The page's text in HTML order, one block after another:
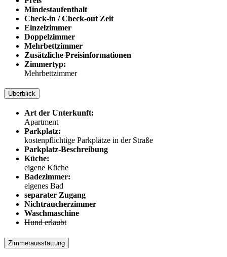
Mindestaufenthalt
Check-in / Check-out Zeit
Einzelzimmer
Doppelzimmer
Mehrbettzimmer
Zusätzliche Preisinformationen
Zimmertyp:
Mehrbettzimmer
Überblick
Art der Unterkunft:
Apartment
Parkplatz:
kostenpflichtige Parkplätze in der Straße
Parkplatz-Beschreibung
Küche:
eigene Küche
Badezimmer:
eigenes Bad
separater Zugang
Nichtraucherzimmer
Waschmaschine
Hund erlaubt
Zimmerausstattung